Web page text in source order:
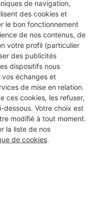
de navigation,
des cookies et
le bon fonctionnement
de nos contenus, de
votre profil (particulier
des publicités
dispositifs nous
échanges et
de mise en relation.
ces cookies, les refuser,
dessous. Votre choix est
modifié à tout moment.
la liste de nos
de cookies.
DEVIS
pour